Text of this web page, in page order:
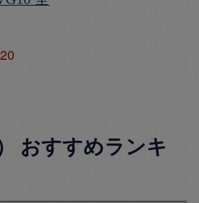
おすすめランキ